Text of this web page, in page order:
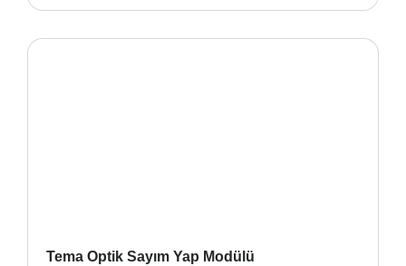
Tema Optik Sayım Yap Modülü